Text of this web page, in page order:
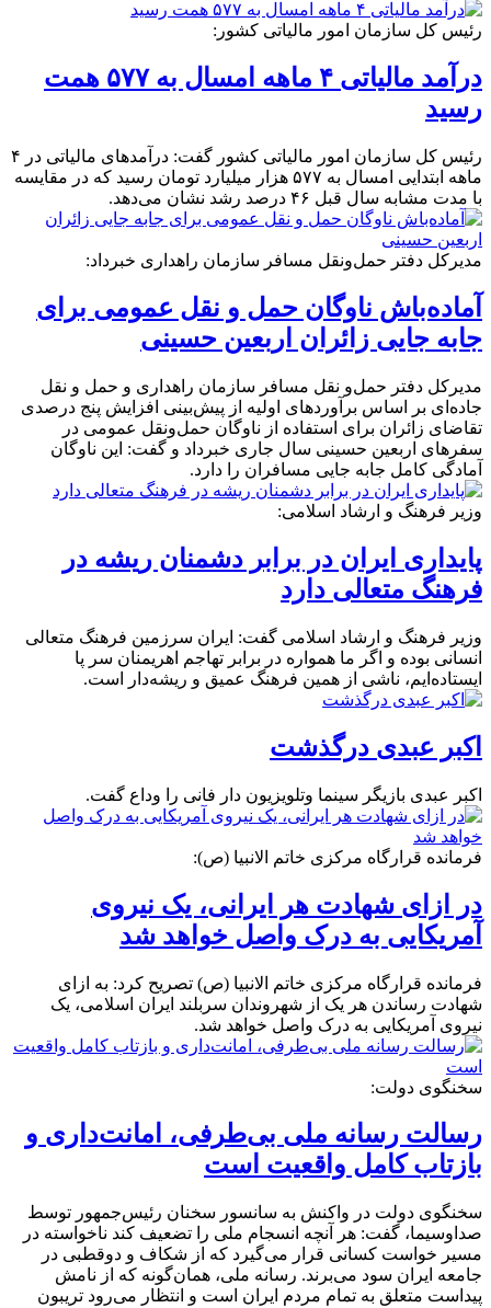
رئیس کل سازمان امور مالیاتی کشور:
درآمد مالیاتی ۴ ماهه امسال به ۵۷۷ همت
رسید
رئیس کل سازمان امور مالیاتی کشور گفت: درآمدهای مالیاتی در ۴
ماهه ابتدایی امسال به ۵۷۷ هزار میلیارد تومان رسید که در مقایسه
با مدت مشابه سال قبل ۴۶ درصد رشد نشان می‌دهد.
مدیرکل دفتر حمل‌ونقل مسافر سازمان راهداری خبرداد:
آماده‌باش ناوگان حمل‌ و نقل عمومی برای
جابه جایی زائران اربعین حسینی
مدیرکل دفتر حمل‌و نقل مسافر سازمان راهداری و حمل و نقل
جاده‌ای بر اساس برآوردهای اولیه از پیش‌بینی افزایش پنج درصدی
تقاضای زائران برای استفاده از ناوگان حمل‌ونقل عمومی در
سفرهای اربعین حسینی سال جاری خبرداد و گفت: این ناوگان
آمادگی کامل جابه جایی مسافران را دارد.
وزیر فرهنگ و ارشاد اسلامی:
پایداری ایران در برابر دشمنان ریشه در
فرهنگ متعالی دارد
وزیر فرهنگ و ارشاد اسلامی گفت: ایران سرزمین فرهنگ متعالی
انسانی بوده و اگر ما همواره در برابر تهاجم اهریمنان سر پا
ایستاده‌ایم، ناشی از همین فرهنگ عمیق و ریشه‌دار است.
اکبر عبدی درگذشت
اکبر عبدی بازیگر سینما وتلویزیون دار فانی را وداع گفت.
فرمانده قرارگاه مرکزی خاتم الانبیا (ص):
در ازای شهادت هر ایرانی، یک نیروی
آمریکایی به درک واصل خواهد شد
فرمانده قرارگاه مرکزی خاتم الانبیا (ص) تصریح کرد: به ازای
شهادت رساندن هر یک از شهروندان سربلند ایران اسلامی، یک
نیروی آمریکایی به درک واصل خواهد شد.
سخنگوی دولت:
رسالت رسانه ملی بی‌طرفی، امانت‌داری و
بازتاب کامل واقعیت است
سخنگوی دولت در واکنش به سانسور سخنان رئیس‌جمهور توسط
صداوسیما، گفت: هر آنچه انسجام ملی را تضعیف کند ناخواسته در
مسیر خواست کسانی قرار می‌گیرد که از شکاف و دوقطبی در
جامعه ایران سود می‌برند. رسانه ملی، همان‌گونه که از نامش
پیداست متعلق به تمام مردم ایران است و انتظار می‌رود تریبون